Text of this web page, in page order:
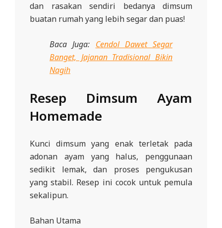
dan rasakan sendiri bedanya dimsum
buatan rumah yang lebih segar dan puas!
Baca Juga: Cendol Dawet Segar
Banget, Jajanan Tradisional Bikin
Nagih
Resep Dimsum Ayam
Homemade
Kunci dimsum yang enak terletak pada
adonan ayam yang halus, penggunaan
sedikit lemak, dan proses pengukusan
yang stabil. Resep ini cocok untuk pemula
sekalipun.
Bahan Utama